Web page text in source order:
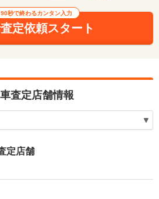
90秒で終わるカンタン入力
定依頼スタート
査定店舗情報
定店舗